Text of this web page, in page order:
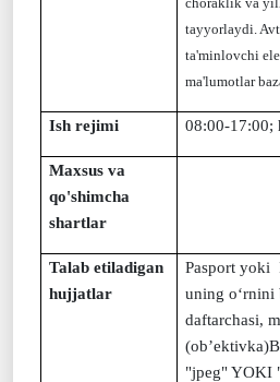
tayyorlaydi.
ta'minlovchi
ma'lumotlar
Ish rejimi 08:00-1 7:00;
Maxsus va
qo'shimcha
shartlar
Talab etiladigan
hujjatlar
Pasport yoki
uning o‘rnini
daftarchasi,
"jpeg" YOKI